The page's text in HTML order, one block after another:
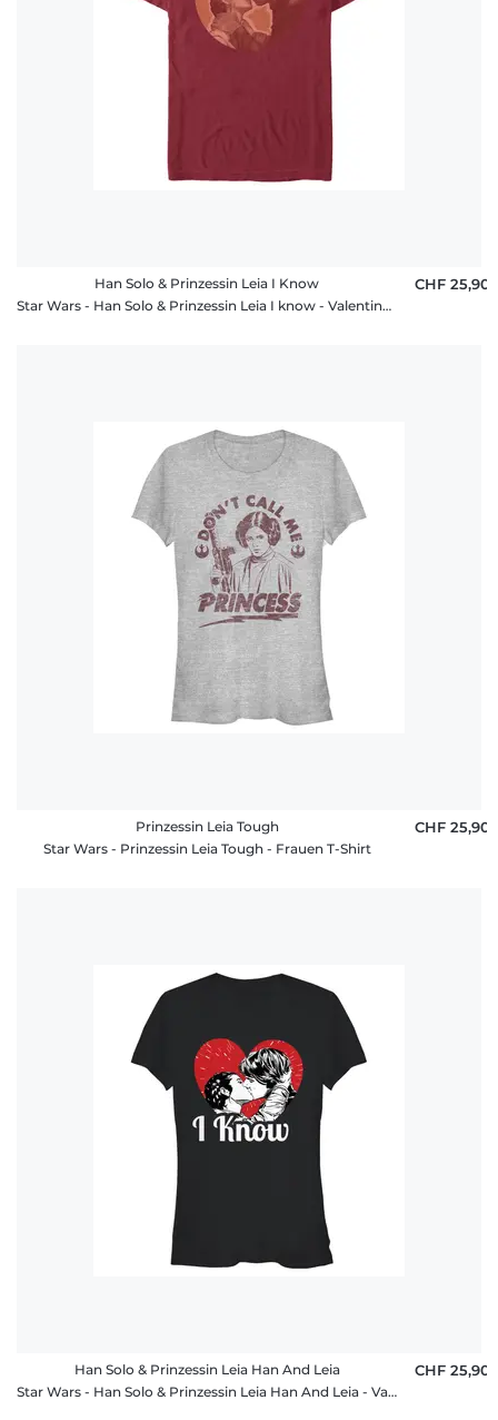
Han Solo & Prinzessin Leia I Know
Star Wars - Han Solo & Prinzessin Leia I know - Valentinstag - Männer T-Shirt
CHF 25,90
Prinzessin Leia Tough
Star Wars - Prinzessin Leia Tough - Frauen T-Shirt
CHF 25,90
Han Solo & Prinzessin Leia Han And Leia
Star Wars - Han Solo & Prinzessin Leia Han And Leia - Valentinstag - Frauen T-Shirt
CHF 25,90